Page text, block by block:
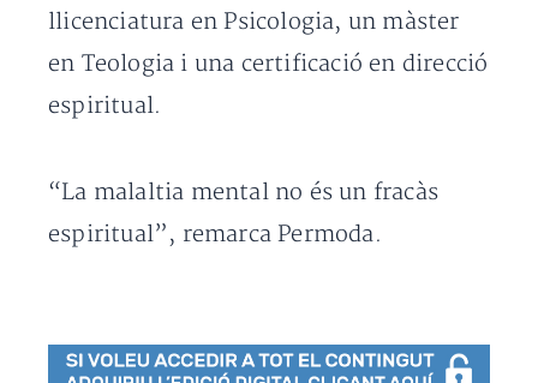
llicenciatura en Psicologia, un màster
en Teologia i una certificació en direcció
espiritual.
“La malaltia mental no és un fracàs
espiritual”, remarca Permoda.